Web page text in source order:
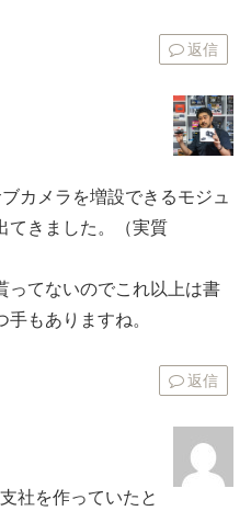
返信
カメラを増設できるモジュ
てきました。（実質
ってないのでこれ以上は書
もありますね。
返信
社を作っていたと